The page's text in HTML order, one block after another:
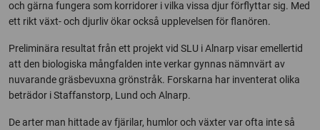
och gärna fungera som korridorer i vilka vissa djur förflyttar sig. Med
ett rikt växt- och djurliv ökar också upplevelsen för flanören.
Preliminära resultat från ett projekt vid SLU i Alnarp visar emellertid
att den biologiska mångfalden inte verkar gynnas nämnvärt av
nuvarande gräsbevuxna grönstråk. Forskarna har inventerat olika
beträdor i Staffanstorp, Lund och Alnarp.
De arter man hittade av fjärilar, humlor och växter var ofta inte så